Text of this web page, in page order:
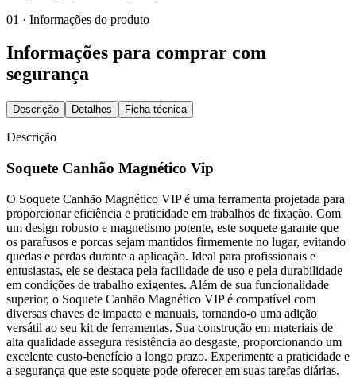
01 · Informações do produto
Informações para comprar com
segurança
Descrição Detalhes Ficha técnica
Descrição
Soquete Canhão Magnético Vip
O Soquete Canhão Magnético VIP é uma ferramenta projetada para
proporcionar eficiência e praticidade em trabalhos de fixação. Com
um design robusto e magnetismo potente, este soquete garante que
os parafusos e porcas sejam mantidos firmemente no lugar, evitando
quedas e perdas durante a aplicação. Ideal para profissionais e
entusiastas, ele se destaca pela facilidade de uso e pela durabilidade
em condições de trabalho exigentes. Além de sua funcionalidade
superior, o Soquete Canhão Magnético VIP é compatível com
diversas chaves de impacto e manuais, tornando-o uma adição
versátil ao seu kit de ferramentas. Sua construção em materiais de
alta qualidade assegura resistência ao desgaste, proporcionando um
excelente custo-benefício a longo prazo. Experimente a praticidade e
a segurança que este soquete pode oferecer em suas tarefas diárias.